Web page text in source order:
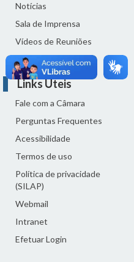
Notícias
Sala de Imprensa
Vídeos de Reuniões
Solenidades
Links Úteis
Fale com a Câmara
Perguntas Frequentes
Acessibilidade
Termos de uso
Política de privacidade
(SILAP)
Webmail
Intranet
Efetuar Login